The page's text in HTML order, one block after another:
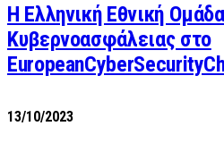
Η Ελληνική Εθνική Ομάδα
Κυβερνοασφάλειας στο
13/10/2023